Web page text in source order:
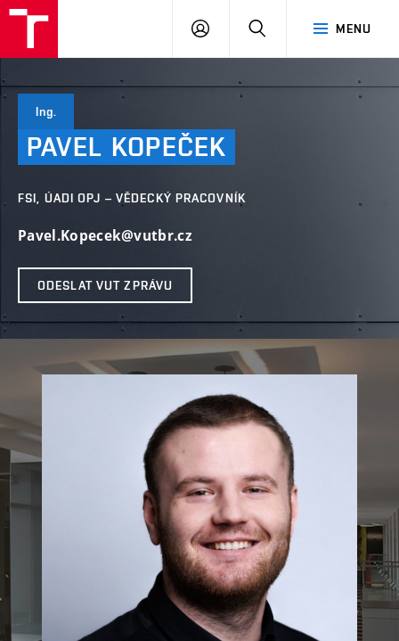
MENU
PŘIHLÁSIT
Ing.
PAVEL KOPEČEK
FSI, ÚADI OPJ – VĚDECKÝ PRACOVNÍK
Pavel.Kopecek@vutbr.cz
ODESLAT VUT ZPRÁVU